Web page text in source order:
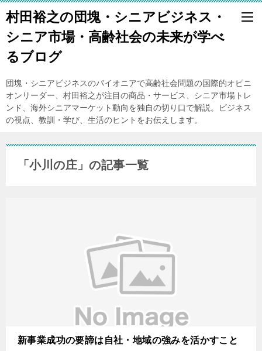
村田裕之の団塊・シニアビジネス・
シニア市場・高齢社会の未来が学べ
るブログ
団塊・シニアビジネスのパイオニアで高齢社会問題の国際的オピニ
オンリーダー、村田裕之が注目の商品・サービス、シニア市場トレ
ンド、海外シニアマーケット動向を独自の切り口で解説。ビジネス
の視点、教訓・学び、生活のヒントをお伝えします。
「小川の庄」の記事一覧
新事業成功の要諦は自社・地域の強みを活かすこと